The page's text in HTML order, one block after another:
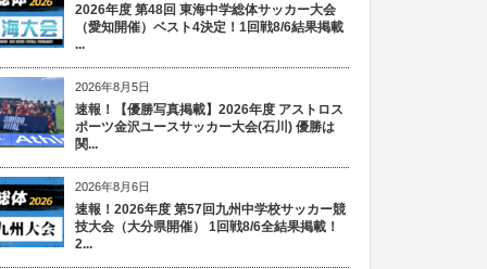
2026年度 第48回 東海中学総体サッカー大会
（愛知開催）ベスト4決定！1回戦8/6結果掲載
...
2026年8月5日
速報！【優勝写真掲載】2026年度 アストロス
ポーツ金沢ユースサッカー大会(石川) 優勝は
関...
2026年8月6日
速報！2026年度 第57回九州中学校サッカー競
技大会（大分県開催） 1回戦8/6全結果掲載！
2...